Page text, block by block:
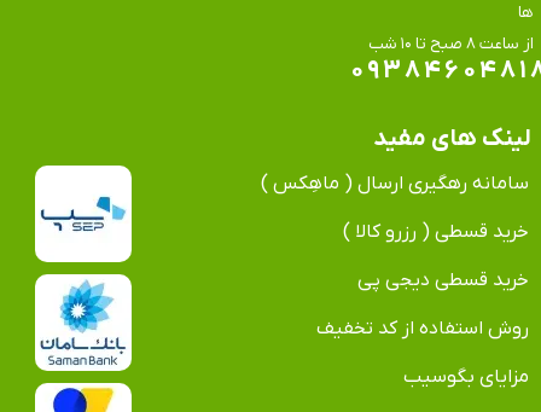
ها
​​​​​​​از ساعت ۸ صبح تا ۱۰ شب
لینک های مفید
سامانه رهگیری ارسال ( ماهِکس )
خرید قسطی ( رزرو کالا )
خرید قسطی دیجی پی
روش استفاده از کد تخفیف
مزایای بگوسیب